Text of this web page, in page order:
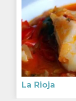
La Rioja